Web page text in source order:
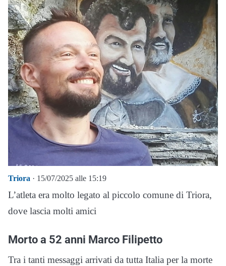
Triora · 15/07/2025 alle 15:19
L’atleta era molto legato al piccolo comune di Triora,
dove lascia molti amici
Morto a 52 anni Marco Filipetto
Tra i tanti messaggi arrivati da tutta Italia per la morte